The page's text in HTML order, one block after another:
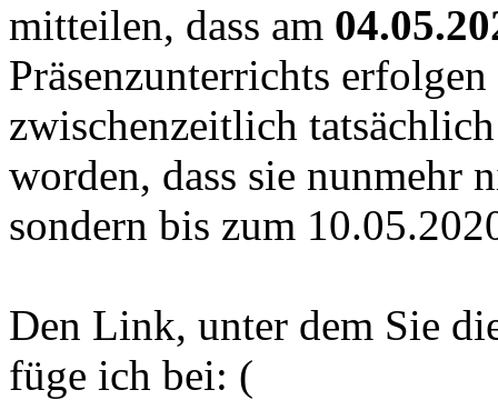
mitteilen, dass am
Präsenzunterrichts
zwischenzeitlich
worden, dass sie nunmehr
sondern bis zum
Den Link, unter dem Sie
füge ich bei: (